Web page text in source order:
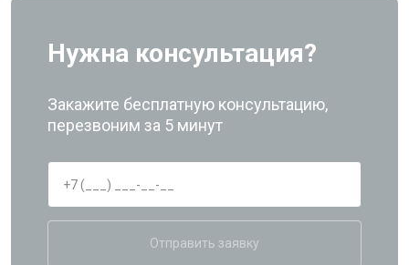
Нужна консультация?
Закажите бесплатную консультацию,
перезвоним за 5 минут
Отправить заявку